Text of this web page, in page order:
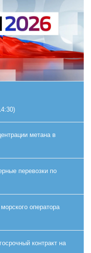
метана в
перевозки по
оператора
контракт на